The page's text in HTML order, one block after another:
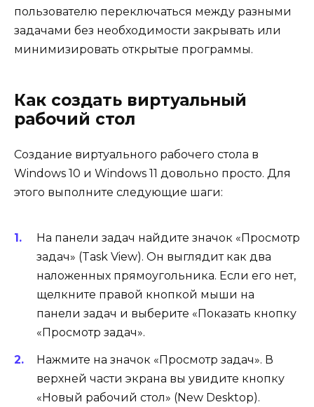
пользователю переключаться между разными
задачами без необходимости закрывать или
минимизировать открытые программы.
Как создать виртуальный
рабочий стол
Создание виртуального рабочего стола в
Windows 10 и Windows 11 довольно просто. Для
этого выполните следующие шаги:
На панели задач найдите значок «Просмотр
задач» (Task View). Он выглядит как два
наложенных прямоугольника. Если его нет,
щелкните правой кнопкой мыши на
панели задач и выберите «Показать кнопку
«Просмотр задач».
Нажмите на значок «Просмотр задач». В
верхней части экрана вы увидите кнопку
«Новый рабочий стол» (New Desktop).